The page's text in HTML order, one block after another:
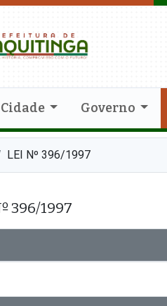
Governo
LEI Nº 396/1997
396/1997